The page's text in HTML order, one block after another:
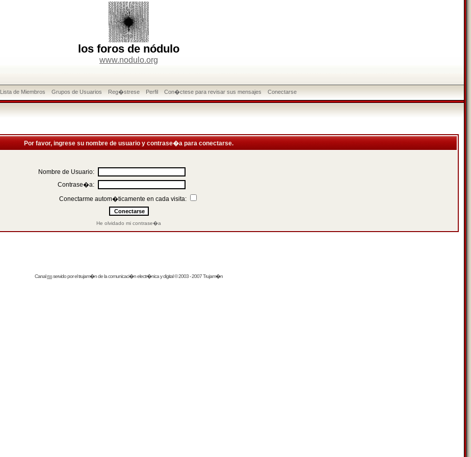
los foros de nódulo
www.nodulo.org
Lista de Miembros Grupos de Usuarios Reg�strese Perfil Con�ctese para revisar sus mensajes Conectarse
Por favor, ingrese su nombre de usuario y contrase�a para conectarse.
Nombre de Usuario:
Contrase�a:
Conectarme autom�ticamente en cada visita:
He olvidado mi contrase�a
Canalrssservido por eltrujam�nde la comunicaci�n electr�nica y digital © 2003 - 2007 Trujam�n